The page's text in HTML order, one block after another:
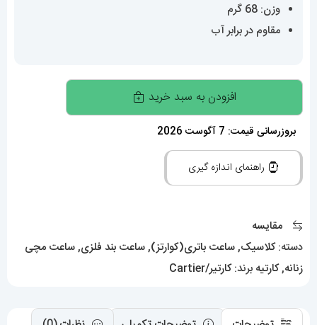
وزن: 68 گرم
مقاوم در برابر آب
ساعت
مچی
زنانه
کارتیر
سانتوس
Cartier
افزودن به سبد خرید
بروزرسانی قیمت: 7 آگوست 2026
راهنمای اندازه گیری
مقایسه
دسته:کلاسیک,ساعت باتری(کوارتز),ساعت بند فلزی,ساعت مچی
زنانه,کارتیه برند:کارتیر/Cartier